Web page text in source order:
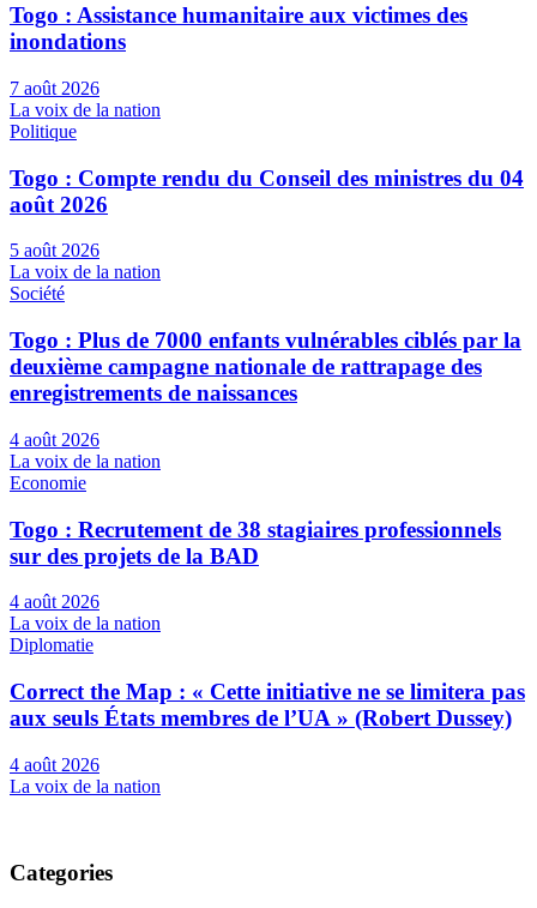
Togo : Assistance humanitaire aux victimes des
inondations
7 août 2026
La voix de la nation
Politique
Togo : Compte rendu du Conseil des ministres du 04
août 2026
5 août 2026
La voix de la nation
Société
Togo : Plus de 7000 enfants vulnérables ciblés par la
deuxième campagne nationale de rattrapage des
enregistrements de naissances
4 août 2026
La voix de la nation
Economie
Togo : Recrutement de 38 stagiaires professionnels
sur des projets de la BAD
4 août 2026
La voix de la nation
Diplomatie
Correct the Map : « Cette initiative ne se limitera pas
aux seuls États membres de l’UA » (Robert Dussey)
4 août 2026
La voix de la nation
Categories